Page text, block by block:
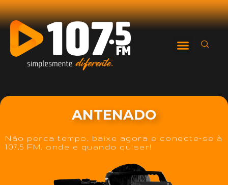
ANTENADO
Não perca tempo, baixe agora e conecte-se à
107,5 FM, onde e quando quiser!